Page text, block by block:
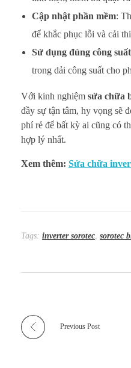
Cập nhật phần mềm:
để khắc phục lỗi và cải
Sử dụng đúng công suất
trong dải công suất cho
Với kinh nghiệm sửa chữa
đầy sự tận tâm, hy vọng sẽ
phí rẻ để bất kỳ ai cũng có
hợp lý nhất.
Xem thêm: Sửa chữa
Tags: inverter sorotec, sorotec
Previous Post